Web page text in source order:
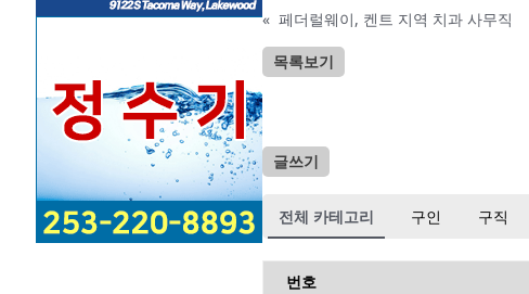
« 페더럴웨이, 켄트 지역 치과 사무직
목록보기
글쓰기
전체 카테고리 구인 구직
번호